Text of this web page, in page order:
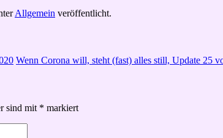
Allgemein veröffentlicht.
Wenn Corona will, steht (fast) alles still, Update 25
sind mit * markiert